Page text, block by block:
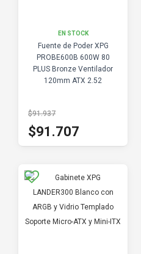
EN STOCK
Fuente de Poder XPG
PROBE600B 600W 80
PLUS Bronze Ventilador
120mm ATX 2.52
$91.937
$91.707